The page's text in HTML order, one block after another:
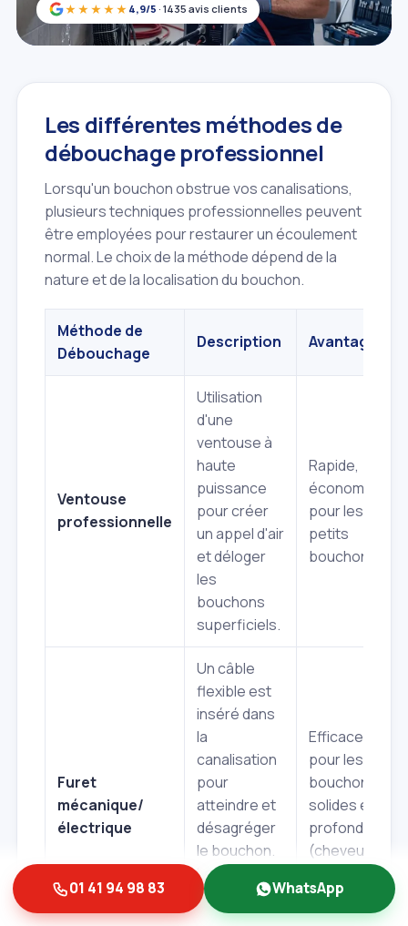
★★★★★ 4,9/5 · 1435 avis clients
Les différentes méthodes de
débouchage professionnel
Lorsqu'un bouchon obstrue vos canalisations,
plusieurs techniques professionnelles peuvent
être employées pour restaurer un écoulement
normal. Le choix de la méthode dépend de la
nature et de la localisation du bouchon.
Méthode de
Débouchage
Description Avantages
Ventouse
professionnelle
Utilisation
d'une
ventouse à
haute
puissance
pour créer
un appel d'air
et déloger
les
bouchons
superficiels.
Rapide,
économique
pour les
petits
bouchons.
Furet
mécanique/
électrique
Un câble
flexible est
inséré dans
la
canalisation
pour
atteindre et
désagréger
le bouchon.
Le furet
électrique
est
Efficace
pour les
bouchons
solides et
profonds
(cheveux,
01 41 94 98 83 WhatsApp